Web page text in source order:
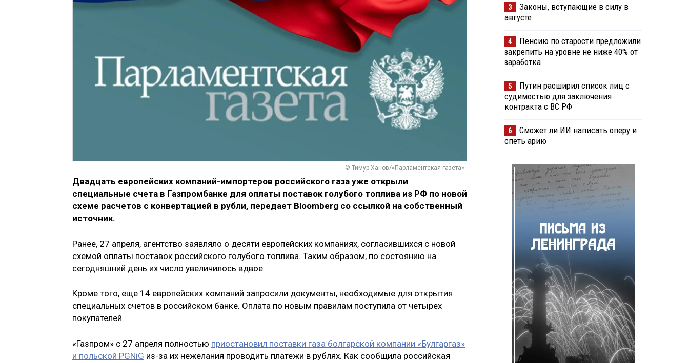
© Тимур Ханов/«Парламентская газета»
Двадцать европейских компаний-импортеров российского газа уже открыли
специальные счета в Газпромбанке для оплаты поставок голубого топлива из РФ по новой
схеме расчетов с конвертацией в рубли, передает Bloomberg со ссылкой на собственный
источник.
Ранее, 27 апреля, агентство заявляло о десяти европейских компаниях, согласившихся с новой
схемой оплаты поставок российского голубого топлива. Таким образом, по состоянию на
сегодняшний день их число увеличилось вдвое.
Кроме того, еще 14 европейских компаний запросили документы, необходимые для открытия
специальных счетов в российском банке. Оплата по новым правилам поступила от четырех
покупателей.
«Газпром» с 27 апреля полностью приостановил поставки газа болгарской компании «Булгаргаз»
и польской PGNiG из-за их нежелания проводить платежи в рублях. Как сообщила российская
3
Законы, вступающие в силу в
августе
4
Пенсию по старости предложили
закрепить на уровне не ниже 40% от
заработка
5
Путин расширил список лиц с
судимостью для заключения
контракта с ВС РФ
6
Сможет ли ИИ написать оперу и
спеть арию